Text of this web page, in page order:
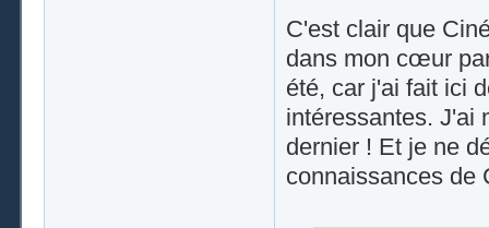
C'est clair que
dans mon cœur
été, car j'ai fait ici
intéressantes. J'ai
dernier ! Et je ne
connaissances de